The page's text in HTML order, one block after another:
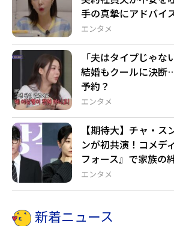
エンタメ
手の真摯にアドバイ
エンタメ
「夫はタイプじゃな
結婚もクールに決断
予約？
エンタメ
【期待大】チャ・
ンが初共演！コメデ
フォース』で家族の
新着ニュース